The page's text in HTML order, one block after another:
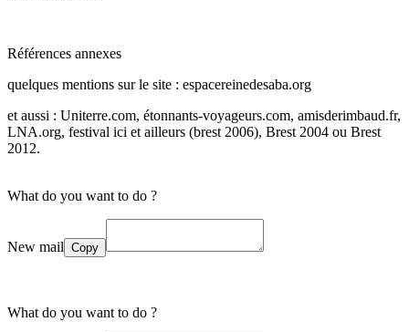
Références annexes
quelques mentions sur le site : espacereinedesaba.org
et aussi : Uniterre.com, étonnants-voyageurs.com, amisderimbaud.fr,
LNA.org, festival ici et ailleurs (brest 2006), Brest 2004 ou Brest
2012.
What do you want to do ?
New mail Copy
What do you want to do ?